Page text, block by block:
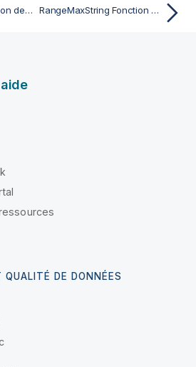
RangeKurtosis Fonction de script et de graphique RangeMaxString Fonction de script et de graphique
DE DONNÉES